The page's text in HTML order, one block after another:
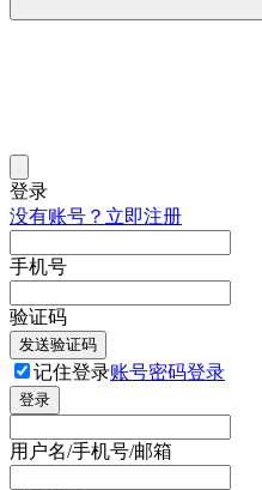
登录
没有账号？立即注册
手机号
验证码
发送验证码
记住登录账号密码登录
登录
用户名/手机号/邮箱